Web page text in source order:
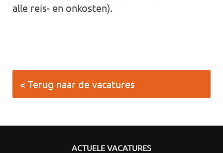
alle reis- en onkosten).
< Terug naar de vacatures
ACTUELE VACATURES